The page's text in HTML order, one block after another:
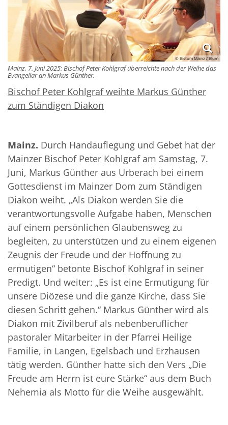
© Bistum Mainz / Blum
Mainz, 7. Juni 2025: Bischof Peter Kohlgraf überreichte nach der Weihe das
Evangeliar an Markus Günther.
Bischof Peter Kohlgraf weihte Markus Günther
zum Ständigen Diakon
Mainz. Durch Handauflegung und Gebet hat der
Mainzer Bischof Peter Kohlgraf am Samstag, 7.
Juni, Markus Günther aus Urberach bei einem
Gottesdienst im Mainzer Dom zum Ständigen
Diakon weiht. „Als Diakon werden Sie die
verantwortungsvolle Aufgabe haben, Menschen
auf einem persönlichen Glaubensweg zu
begleiten, zu unterstützen und zu einem eigenen
Zeugnis der Freude und der Hoffnung zu
ermutigen“ betonte Bischof Kohlgraf in seiner
Predigt. Und weiter: „Es ist eine Ermutigung für
unsere Diözese und die ganze Kirche, dass Sie
diesen Schritt gehen.“ Markus Günther wird als
Diakon mit Zivilberuf als nebenberuflicher
pastoraler Mitarbeiter in der Pfarrei Heilige
Familie, in Langen, Egelsbach und Erzhausen
tätig werden. Günther hatte sich den Vers „Die
Freude am Herrn ist eure Stärke“ aus dem Buch
Nehemia als Motto für die Weihe ausgewählt.